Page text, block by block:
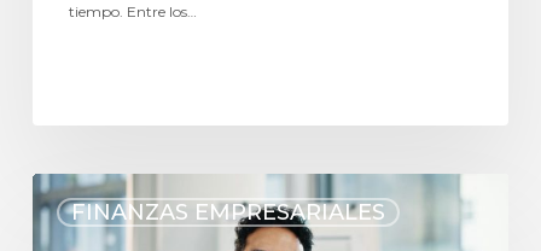
tiempo. Entre los…
FINANZAS EMPRESARIALES